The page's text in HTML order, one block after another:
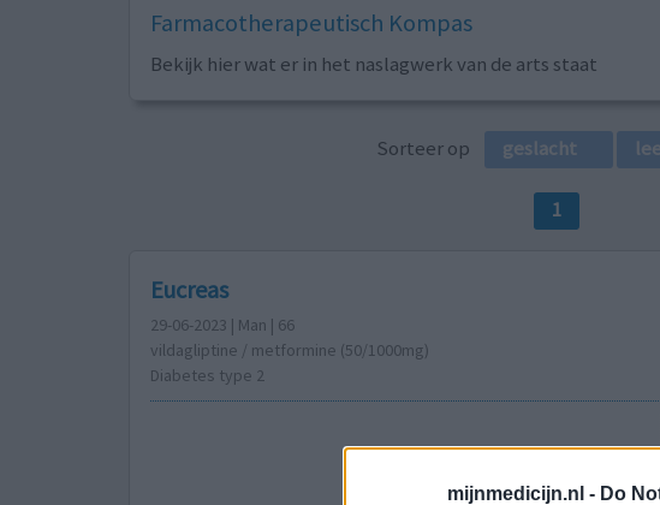
mijnmedicijn.nl - Do
Farmacotherapeutisch Kompas
Bekijk hier wat er in het naslagwerk van de arts staat
Sorteer op geslacht
1
Eucreas
29-06-2023 | Man | 66
vildagliptine / metformine (50/1000mg)
Diabetes type 2